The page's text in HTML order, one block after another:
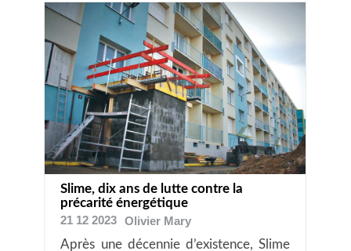
Slime, dix ans de lutte contre la
précarité énergétique
21 12 2023
Olivier Mary
Après une décennie d’existence, Slime